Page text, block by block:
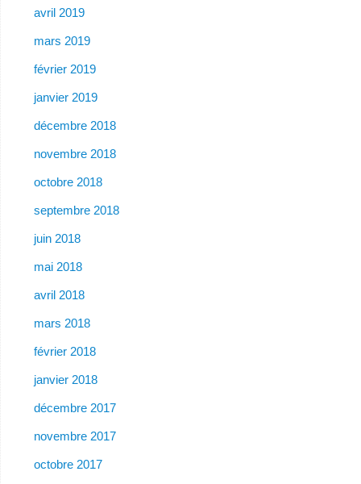
avril 2019
mars 2019
février 2019
janvier 2019
décembre 2018
novembre 2018
octobre 2018
septembre 2018
juin 2018
mai 2018
avril 2018
mars 2018
février 2018
janvier 2018
décembre 2017
novembre 2017
octobre 2017